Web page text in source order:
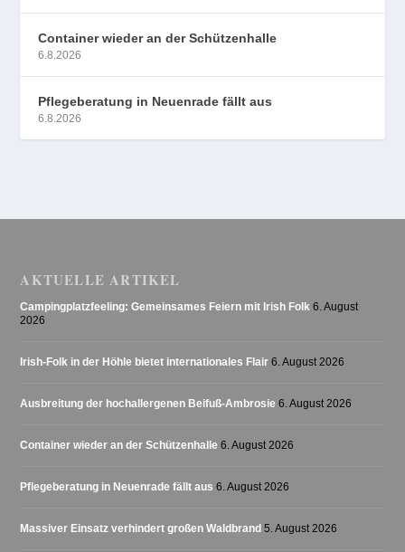
Container wieder an der Schützenhalle
6.8.2026
Pflegeberatung in Neuenrade fällt aus
6.8.2026
AKTUELLE ARTIKEL
Campingplatzfeeling: Gemeinsames Feiern mit Irish Folk 6. August
2026
Irish-Folk in der Höhle bietet internationales Flair 6. August 2026
Ausbreitung der hochallergenen Beifuß-Ambrosie 6. August 2026
Container wieder an der Schützenhalle 6. August 2026
Pflegeberatung in Neuenrade fällt aus 6. August 2026
Massiver Einsatz verhindert großen Waldbrand 5. August 2026